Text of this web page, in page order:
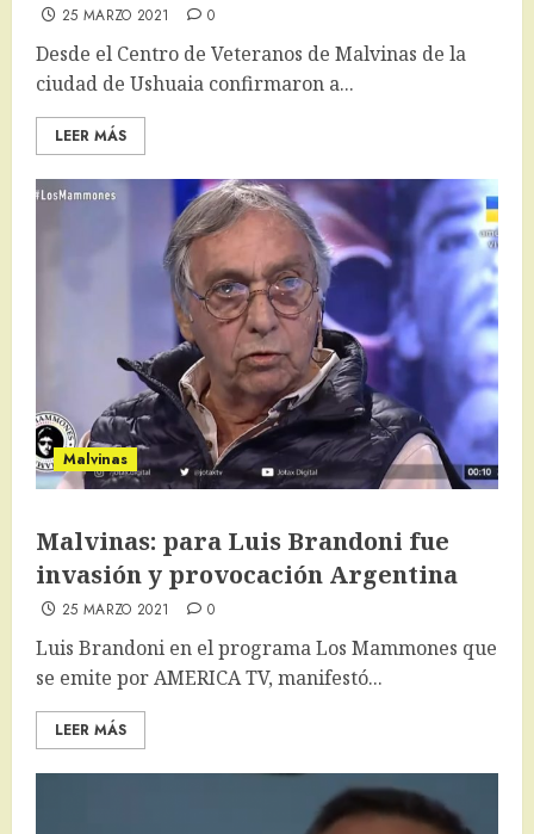
25 MARZO 2021 0
Desde el Centro de Veteranos de Malvinas de la
ciudad de Ushuaia confirmaron a...
LEER MÁS
Malvinas
Malvinas: para Luis Brandoni fue
invasión y provocación Argentina
25 MARZO 2021 0
Luis Brandoni en el programa Los Mammones que
se emite por AMERICA TV, manifestó...
LEER MÁS